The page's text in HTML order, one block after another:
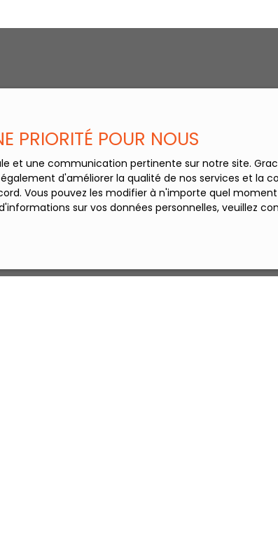
PRIORITÉ POUR NOUS
et une communication pertinente sur notre site.
d'améliorer la qualité de nos services et la
Vous pouvez les modifier à n'importe quel
sur vos données personnelles, veuillez